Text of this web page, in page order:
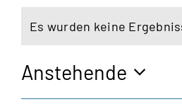
Hinweis
Es wurden keine
Anstehende
Datum